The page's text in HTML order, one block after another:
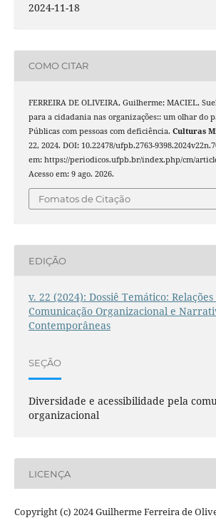
2024-11-18
COMO CITAR
FERREIRA DE OLIVEIRA, Guilherme; MACIEL,
para a cidadania nas organizações:: um olhar do
Públicas com pessoas com deficiência. Culturas
22, 2024. DOI: 10.22478/ufpb.2763-
em: https://periodicos.ufpb.br/index.php/cm/
Acesso em: 9 ago. 2026.
Fomatos de Citação
EDIÇÃO
v. 22 (2024): Dossiê Temático:
Comunicação Organizacional e
Contemporâneas
SEÇÃO
Diversidade e acessibilidade pela
organizacional
LICENÇA
Copyright (c) 2024 Guilherme Ferreira de